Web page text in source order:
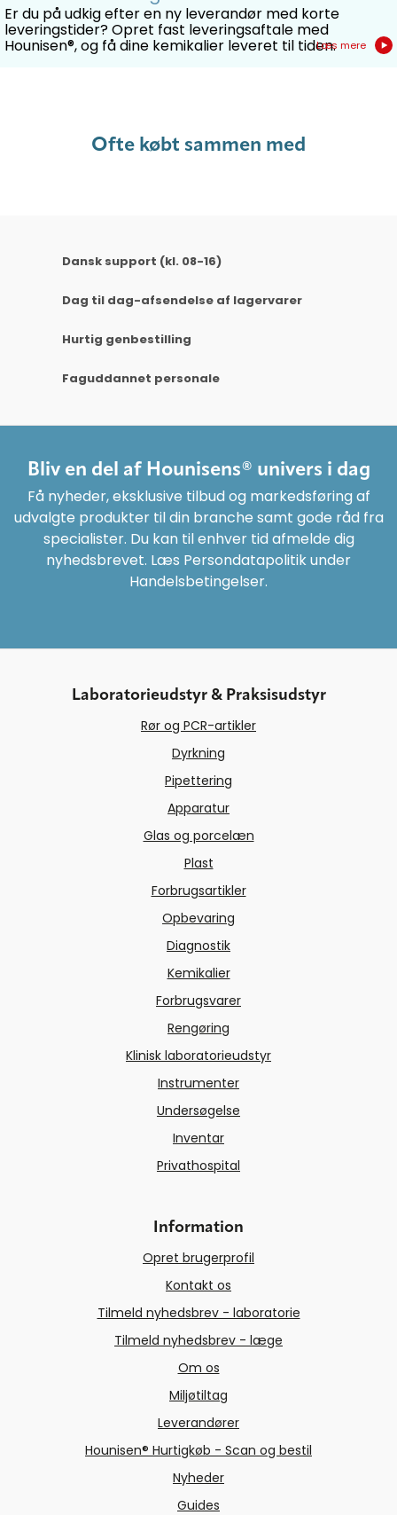
Er du på udkig efter en ny leverandør med korte
leveringstider? Opret fast leveringsaftale med
Hounisen®, og få dine kemikalier leveret til tiden.Læs mere
Ofte købt sammen med
Dansk support (kl. 08-16)
Dag til dag-afsendelse af lagervarer
Hurtig genbestilling
Faguddannet personale
Bliv en del af Hounisens® univers i dag
Få nyheder, eksklusive tilbud og markedsføring af
udvalgte produkter til din branche samt gode råd fra
specialister. Du kan til enhver tid afmelde dig
nyhedsbrevet. Læs Persondatapolitik under
Handelsbetingelser.
Laboratorieudstyr & Praksisudstyr
Rør og PCR-artikler
Dyrkning
Pipettering
Apparatur
Glas og porcelæn
Plast
Forbrugsartikler
Opbevaring
Diagnostik
Kemikalier
Forbrugsvarer
Rengøring
Klinisk laboratorieudstyr
Instrumenter
Undersøgelse
Inventar
Privathospital
Information
Opret brugerprofil
Kontakt os
Tilmeld nyhedsbrev - laboratorie
Tilmeld nyhedsbrev - læge
Om os
Miljøtiltag
Leverandører
Hounisen® Hurtigkøb - Scan og bestil
Nyheder
Guides